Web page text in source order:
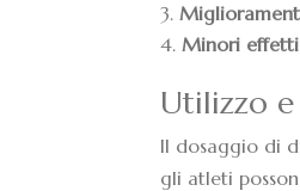
Minori
Utilizzo e
Il dosaggio di
gli atleti